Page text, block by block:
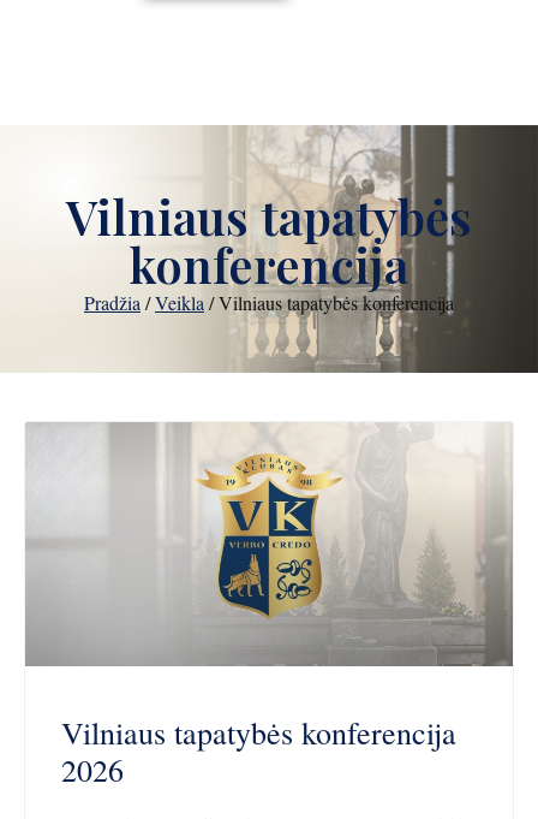
Vilniaus tapatybės
konferencija
Pradžia /Veikla /Vilniaus tapatybės konferencija
Vilniaus tapatybės konferencija
2026